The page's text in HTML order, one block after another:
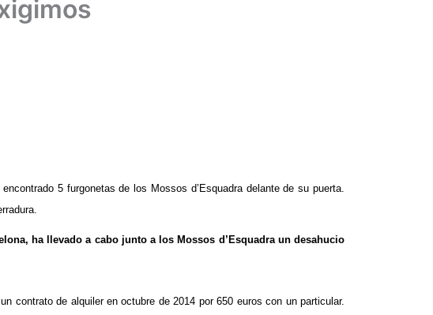
5 furgonetas de los Mossos d’Esquadra delante de su puerta.
ha llevado a cabo junto a los Mossos d’Esquadra un desahucio
contrato de alquiler en octubre de 2014 por 650 euros con un particular.